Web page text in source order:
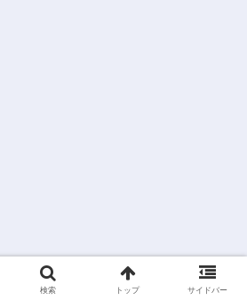
検索 トップ サイドバー